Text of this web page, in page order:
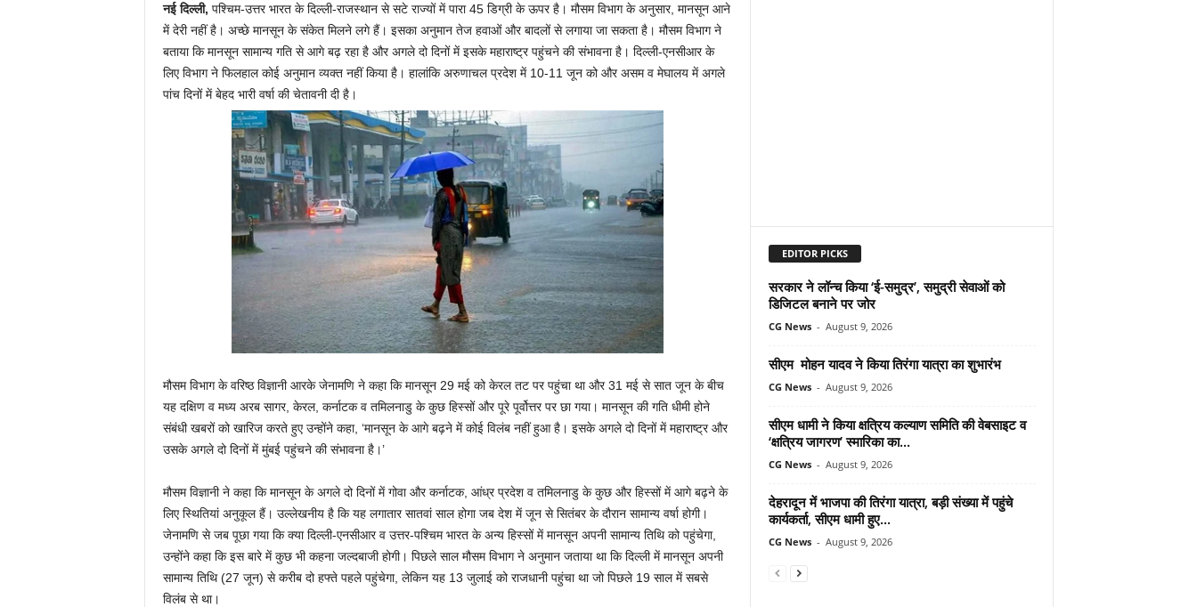
नई दिल्ली, पश्चिम-उत्तर भारत के दिल्ली-राजस्थान से सटे राज्यों में पारा 45 डिग्री के ऊपर है। मौसम विभाग के अनुसार, मानसून आने
में देरी नहीं है। अच्छे मानसून के संकेत मिलने लगे हैं। इसका अनुमान तेज हवाओं और बादलों से लगाया जा सकता है। मौसम विभाग ने
बताया कि मानसून सामान्य गति से आगे बढ़ रहा है और अगले दो दिनों में इसके महाराष्ट्र पहुंचने की संभावना है। दिल्ली-एनसीआर के
लिए विभाग ने फिलहाल कोई अनुमान व्यक्त नहीं किया है। हालांकि अरुणाचल प्रदेश में 10-11 जून को और असम व मेघालय में अगले
पांच दिनों में बेहद भारी वर्षा की चेतावनी दी है।
मौसम विभाग के वरिष्ठ विज्ञानी आरके जेनामणि ने कहा कि मानसून 29 मई को केरल तट पर पहुंचा था और 31 मई से सात जून के बीच
यह दक्षिण व मध्य अरब सागर, केरल, कर्नाटक व तमिलनाडु के कुछ हिस्सों और पूरे पूर्वोत्तर पर छा गया। मानसून की गति धीमी होने
संबंधी खबरों को खारिज करते हुए उन्होंने कहा, ‘मानसून के आगे बढ़ने में कोई विलंब नहीं हुआ है। इसके अगले दो दिनों में महाराष्ट्र और
उसके अगले दो दिनों में मुंबई पहुंचने की संभावना है।’
मौसम विज्ञानी ने कहा कि मानसून के अगले दो दिनों में गोवा और कर्नाटक, आंध्र प्रदेश व तमिलनाडु के कुछ और हिस्सों में आगे बढ़ने के
लिए स्थितियां अनुकूल हैं। उल्लेखनीय है कि यह लगातार सातवां साल होगा जब देश में जून से सितंबर के दौरान सामान्य वर्षा होगी।
जेनामणि से जब पूछा गया कि क्या दिल्ली-एनसीआर व उत्तर-पश्चिम भारत के अन्य हिस्सों में मानसून अपनी सामान्य तिथि को पहुंचेगा,
उन्होंने कहा कि इस बारे में कुछ भी कहना जल्दबाजी होगी। पिछले साल मौसम विभाग ने अनुमान जताया था कि दिल्ली में मानसून अपनी
सामान्य तिथि (27 जून) से करीब दो हफ्ते पहले पहुंचेगा, लेकिन यह 13 जुलाई को राजधानी पहुंचा था जो पिछले 19 साल में सबसे
विलंब से था।
EDITOR PICKS
सरकार ने लॉन्च किया ‘ई-समुद्र’, समुद्री सेवाओं को
डिजिटल बनाने पर जोर
CG News - August 9, 2026
सीएम मोहन यादव ने किया तिरंगा यात्रा का शुभारंभ
CG News - August 9, 2026
सीएम धामी ने किया क्षत्रिय कल्याण समिति की वेबसाइट व
‘क्षत्रिय जागरण’ स्मारिका का...
CG News - August 9, 2026
देहरादून में भाजपा की तिरंगा यात्रा, बड़ी संख्या में पहुंचे
कार्यकर्ता, सीएम धामी हुए...
CG News - August 9, 2026